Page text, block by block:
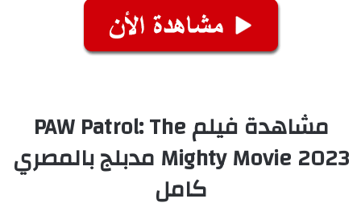
مشاهدة فيلم PAW Patrol: The
Mighty Movie 2023 مدبلج بالمصري
كامل